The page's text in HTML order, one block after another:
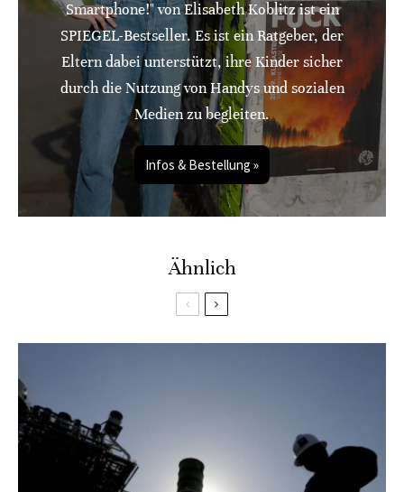
Smartphone!" von Elisabeth Koblitz ist ein
SPIEGEL-Bestseller. Es ist ein Ratgeber, der
Eltern dabei unterstützt, ihre Kinder sicher
durch die Nutzung von Handys und sozialen
Medien zu begleiten.
Infos & Bestellung »
Ähnlich